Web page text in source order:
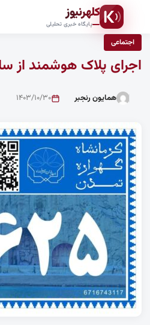
کلهرنیوز
پایگاه خبری تحلیلی
اجتماعی
اجرای پلاک هوشمند از
همایون رنجبر ۱۴۰۳/۱۰/۳۰